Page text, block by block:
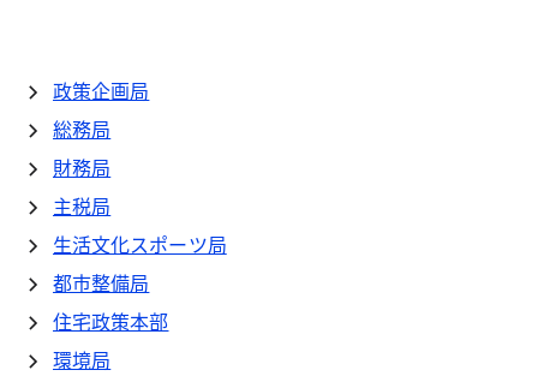
政策企画局
総務局
財務局
主税局
生活文化スポーツ局
都市整備局
住宅政策本部
環境局